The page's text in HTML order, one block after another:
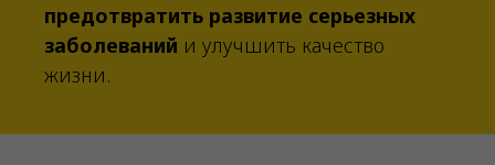
предотвратить развитие серьезных
заболеваний и улучшить качество
жизни.